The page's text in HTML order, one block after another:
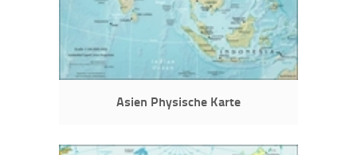
Asien Physische Karte